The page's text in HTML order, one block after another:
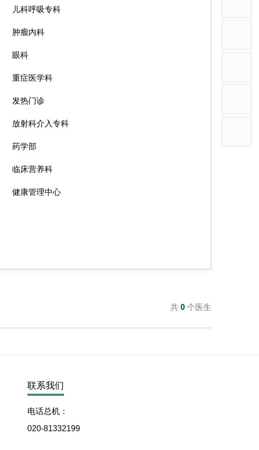
儿科呼吸专科
肿瘤内科
眼科
重症医学科
发热门诊
放射科介入专科
药学部
临床营养科
健康管理中心
共 0 个医生
联系我们
电话总机：
020-81332199